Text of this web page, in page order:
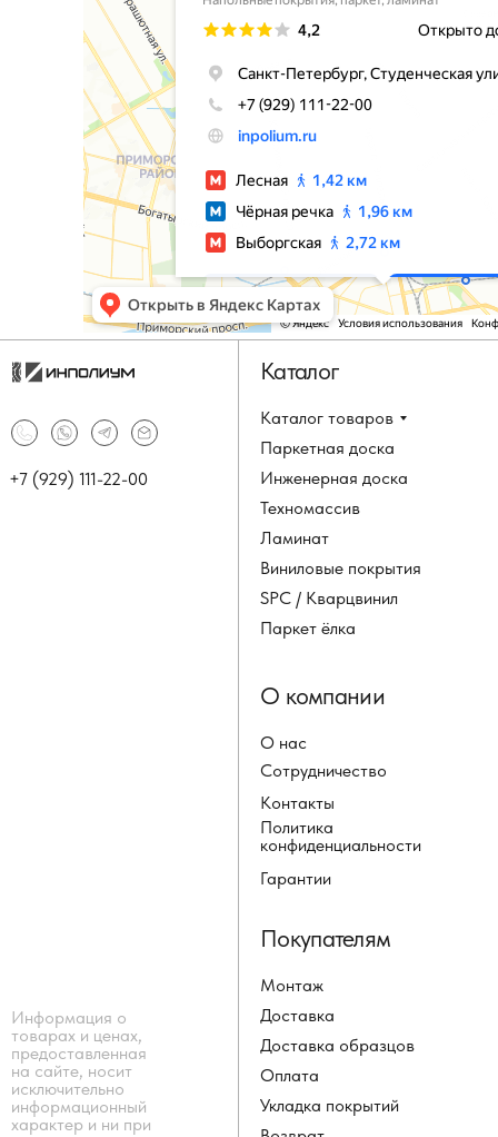
Каталог товаров
Паркетная доска
Инженерная доска
Техномассив
+7 (929) 111-22-00
Информация о
товарах и ценах,
предоставленная
на сайте, носит
исключительно
информационный
характер и ни при
Каталог
Ламинат
Виниловые покрытия
SPC / Кварцвинил
Паркет ёлка
О нас
Сотрудничество
Контакты
Политика
конфиденциальности
О компании
Монтаж
Доставка
Доставка образцов
Оплата
Покупателям
Укладка покрытий
Гарантии